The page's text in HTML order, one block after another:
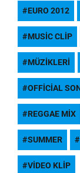
EURO 2012
MUSIC CLIP
MÜZIKLERI
OFFICIAL
REGGAE MIX
SUMMER
VIDEO KLIP